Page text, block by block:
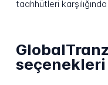
taahhütleri